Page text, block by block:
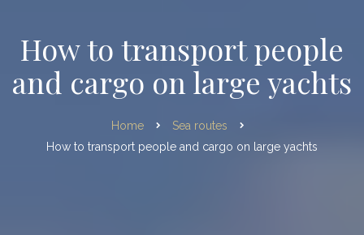
How to transport people
and cargo on large yachts
Home
Sea routes
How to transport people and cargo on large yachts